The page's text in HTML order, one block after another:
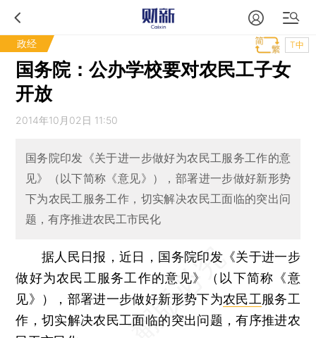
政经 T中
国务院：公办学校要对农民工子女
开放
2014年10月02日 11:50
国务院印发《关于进一步做好为农民工服务工作的意
见》（以下简称《意见》），部署进一步做好新形势
下为农民工服务工作，切实解决农民工面临的突出问
题，有序推进农民工市民化
据人民日报，近日，国务院印发《关于进一步
做好为农民工服务工作的意见》（以下简称《意
见》），部署进一步做好新形势下为农民工服务工
作，切实解决农民工面临的突出问题，有序推进农